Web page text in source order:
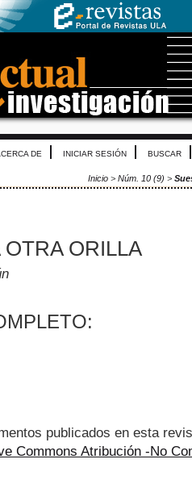
DE INICIAR SESIÓN BUSCAR
Inicio> Núm. 10 (9) >
OTRA ORILLA
publicados en esta
Commons Atribución -No